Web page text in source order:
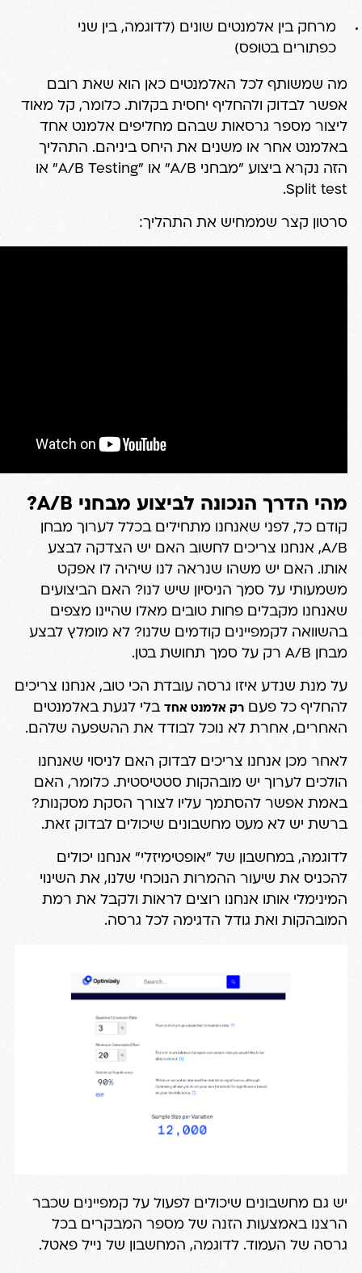
מרחק בין אלמנטים שונים (לדוגמה, בין שני
כפתורים בטופס)
מה שמשותף לכל האלמנטים כאן הוא שאת רובם
אפשר לבדוק ולהחליף יחסית בקלות. כלומר, קל מאוד
ליצור מספר גרסאות שבהם מחליפים אלמנט אחד
באלמנט אחר או משנים את היחס ביניהם. התהליך
הזה נקרא ביצוע "מבחני A/B" או "A/B Testing" או
Split test.
סרטון קצר שממחיש את התהליך:
מהי הדרך הנכונה לביצוע מבחני A/B?
קודם כל, לפני שאנחנו מתחילים בכלל לערוך מבחן
A/B, אנחנו צריכים לחשוב האם יש הצדקה לבצע
אותו. האם יש משהו שנראה לנו שיהיה לו אפקט
משמעותי על סמך הניסיון שיש לנו? האם הביצועים
שאנחנו מקבלים פחות טובים מאלו שהיינו מצפים
בהשוואה לקמפיינים קודמים שלנו? לא מומלץ לבצע
מבחן A/B רק על סמך תחושת בטן.
על מנת שנדע איזו גרסה עובדת הכי טוב, אנחנו צריכים
להחליף כל פעם
רק אלמנט אחדבלי לגעת באלמנטים
האחרים, אחרת לא נוכל לבודד את ההשפעה שלהם.
לאחר מכן אנחנו צריכים לבדוק האם לניסוי שאנחנו
הולכים לערוך יש מובהקות סטטיסטית. כלומר, האם
באמת אפשר להסתמך עליו לצורך הסקת מסקנות?
ברשת יש לא מעט מחשבונים שיכולים לבדוק זאת.
לדוגמה, במחשבון של "אופטימיזלי"אנחנו יכולים
להכניס את שיעור ההמרות הנוכחי שלנו, את השינוי
המינימלי אותו אנחנו רוצים לראות ולקבל את רמת
המובהקות ואת גודל הדגימה לכל גרסה.
יש גם מחשבונים שיכולים לפעול על קמפיינים שכבר
הרצנו באמצעות הזנה של מספר המבקרים בכל
גרסה של העמוד. לדוגמה, המחשבון של נייל פאטל.